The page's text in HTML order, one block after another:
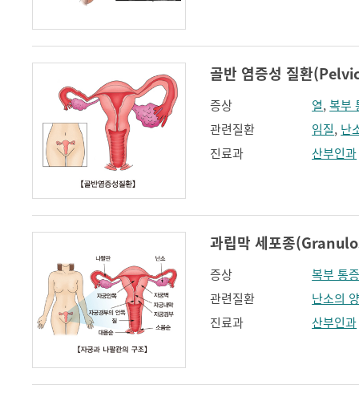
골반 염증성 질환
증상 열,복부
관련질환
임질, 난
진료과
산부인과
과립막 세포종
증상
복부 통
관련질환
난소의
진료과
산부인과